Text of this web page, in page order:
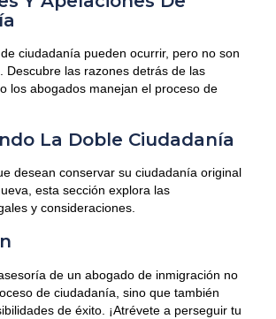
ciudadanía pueden ocurrir, pero no son
Descubre las razones detrás de las
los abogados manejan el proceso de
La Doble Ciudadanía
desean conservar su ciudadanía original
esta sección explora las
y consideraciones.
de un abogado de inmigración no
de ciudadanía, sino que también
de éxito. ¡Atrévete a perseguir tu